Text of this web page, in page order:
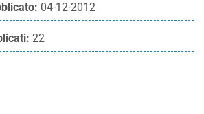
04-12-2012
22